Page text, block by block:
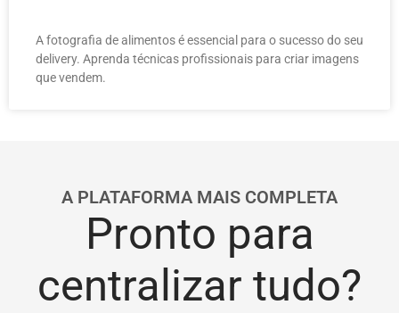
A fotografia de alimentos é essencial para o sucesso do seu
delivery. Aprenda técnicas profissionais para criar imagens
que vendem.
A PLATAFORMA MAIS COMPLETA
Pronto para
centralizar tudo?